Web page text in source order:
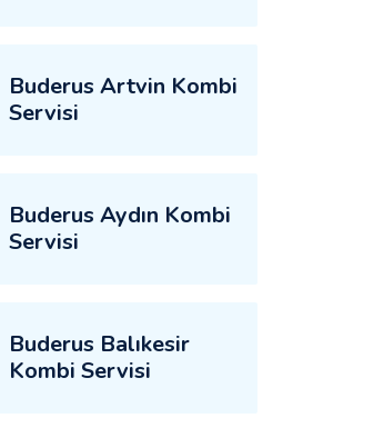
Buderus Artvin Kombi
Servisi
Buderus Aydın Kombi
Servisi
Buderus Balıkesir
Kombi Servisi